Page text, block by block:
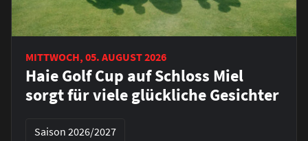
MITTWOCH, 05. AUGUST 2026
Haie Golf Cup auf Schloss Miel
sorgt für viele glückliche Gesichter
Saison 2026/2027